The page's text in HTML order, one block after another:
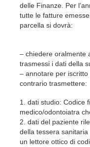
delle Finanze. Per
tutte le fatture
parcella si dovrà:
– chiedere oralmente
trasmessi i dati della
– annotare per iscritto
contrario trasmettere:
1. dati studio: Codice
medico/odontoiatra
2. dati del paziente
della tessera
un lettore ottico di